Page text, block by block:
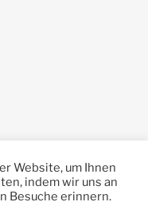
Website, um Ihnen
indem wir uns an
Besuche erinnern.